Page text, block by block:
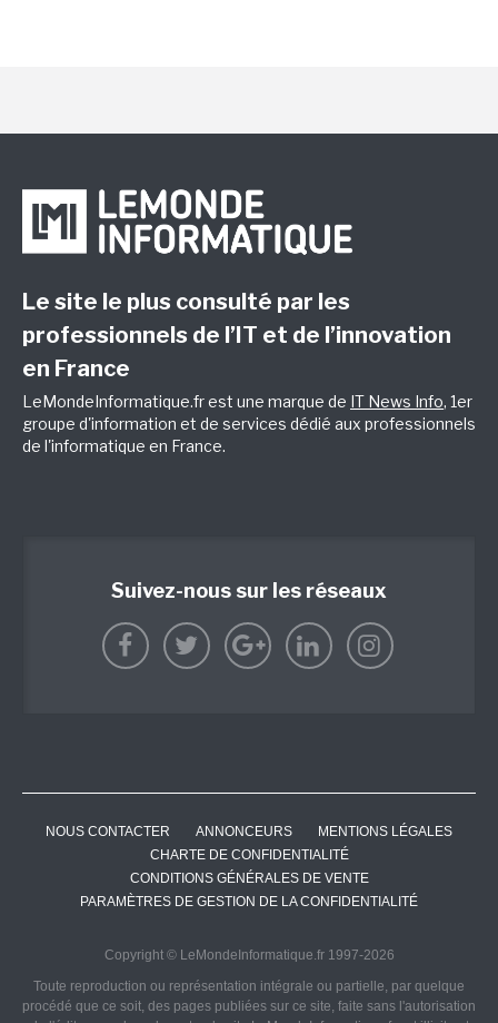
Le site le plus consulté par les
professionnels de l’IT et de l’innovation
en France
LeMondeInformatique.fr est une marque de IT News Info, 1er
groupe d'information et de services dédié aux professionnels
de l'informatique en France.
Suivez-nous sur les réseaux
NOUS CONTACTER ANNONCEURS
MENTIONS LÉGALES
CHARTE DE CONFIDENTIALITÉ
CONDITIONS GÉNÉRALES DE VENTE
PARAMÈTRES DE GESTION DE LA CONFIDENTIALITÉ
Copyright © LeMondeInformatique.fr 1997-2026
Toute reproduction ou représentation intégrale ou partielle, par quelque
procédé que ce soit, des pages publiées sur ce site, faite sans l'autorisation